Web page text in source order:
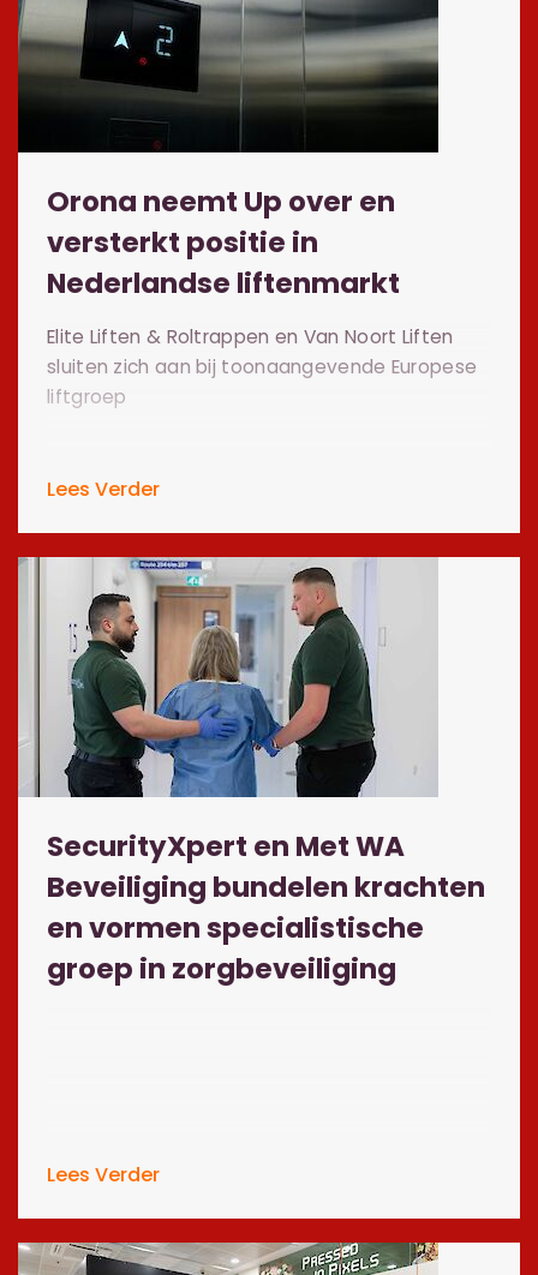
Orona neemt Up over en
versterkt positie in
Nederlandse liftenmarkt
Elite Liften & Roltrappen en Van Noort Liften
sluiten zich aan bij toonaangevende Europese
liftgroep
Lees Verder
SecurityXpert en Met WA
Beveiliging bundelen krachten
en vormen specialistische
groep in zorgbeveiliging
Lees Verder